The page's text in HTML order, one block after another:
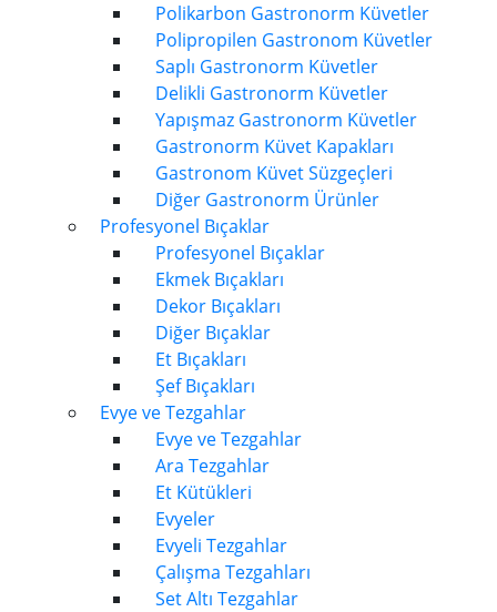
Polikarbon Gastronorm Küvetler
Polipropilen Gastronom Küvetler
Saplı Gastronorm Küvetler
Delikli Gastronorm Küvetler
Yapışmaz Gastronorm Küvetler
Gastronorm Küvet Kapakları
Gastronom Küvet Süzgeçleri
Diğer Gastronorm Ürünler
Profesyonel Bıçaklar
Profesyonel Bıçaklar
Ekmek Bıçakları
Dekor Bıçakları
Diğer Bıçaklar
Et Bıçakları
Şef Bıçakları
Evye ve Tezgahlar
Evye ve Tezgahlar
Ara Tezgahlar
Et Kütükleri
Evyeler
Evyeli Tezgahlar
Çalışma Tezgahları
Set Altı Tezgahlar